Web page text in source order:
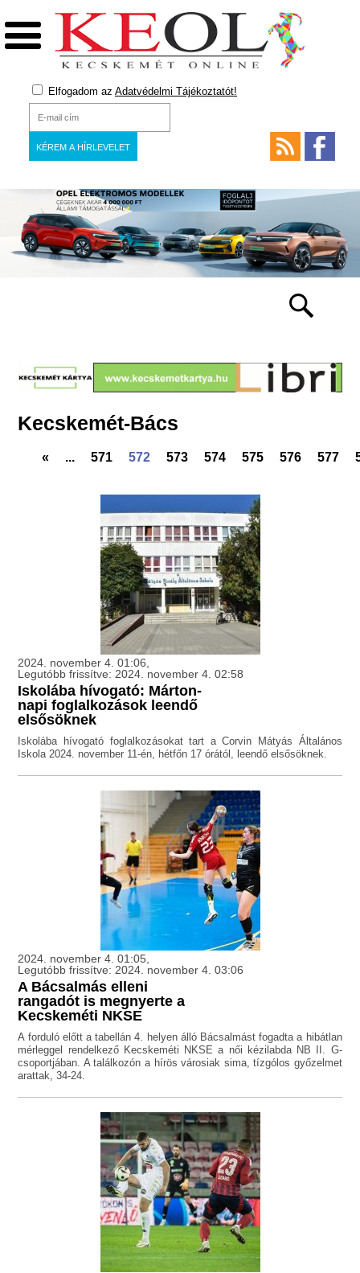
Elfogadom az Adatvédelmi Tájékoztatót!
Kecskemét-Bács
« ... 571 572 573 574 575 576 577
2024. november 4. 01:06,
Legutóbb frissítve: 2024. november 4. 02:58
Iskolába hívogató: Márton-
napi foglalkozások leendő
elsősöknek
Iskolába hívogató foglalkozásokat tart a Corvin Mátyás Általános
Iskola 2024. november 11-én, hétfőn 17 órától, leendő elsősöknek.
2024. november 4. 01:05,
Legutóbb frissítve: 2024. november 4. 03:06
A Bácsalmás elleni
rangadót is megnyerte a
Kecskeméti NKSE
A forduló előtt a tabellán 4. helyen álló Bácsalmást fogadta a hibátlan
mérleggel rendelkező Kecskeméti NKSE a női kézilabda NB II. G-
csoportjában. A találkozón a hírös városiak sima, tízgólos győzelmet
arattak, 34-24.